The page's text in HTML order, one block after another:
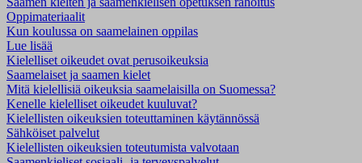
Oppimateriaalit
Kun koulussa on saamelainen oppilas
Lue lisää
Kielelliset oikeudet ovat perusoikeuksia
Saamelaiset ja saamen kielet
Mitä kielellisiä oikeuksia saamelaisilla on Suomessa?
Kenelle kielelliset oikeudet kuuluvat?
Kielellisten oikeuksien toteuttaminen käytännössä
Sähköiset palvelut
Kielellisten oikeuksien toteutumista valvotaan